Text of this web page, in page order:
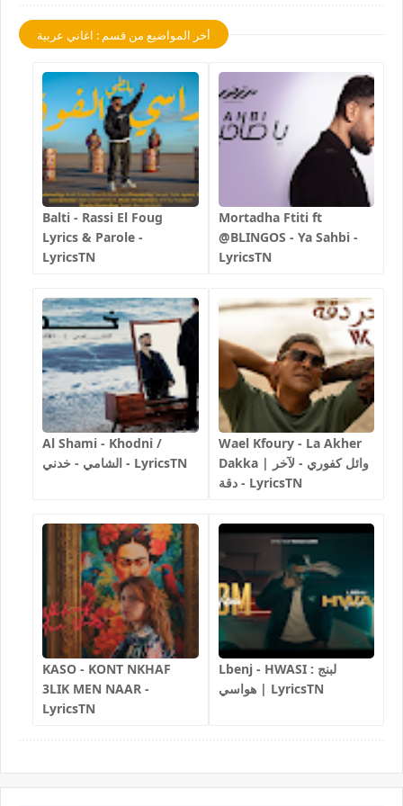
أخر المواضيع من قسم : اغاني عربية
Balti - Rassi El Foug
Lyrics & Parole -
LyricsTN
Mortadha Ftiti ft
@BLINGOS - Ya Sahbi -
LyricsTN
Al Shami - Khodni /
الشامي - خدني - LyricsTN
Wael Kfoury - La Akher
Dakka | وائل كفوري - لآخر
دقة - LyricsTN
KASO - KONT NKHAF
3LIK MEN NAAR -
LyricsTN
Lbenj - HWASI لبنج :
هواسي | LyricsTN